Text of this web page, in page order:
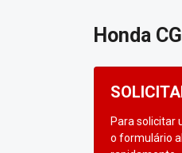
Honda
Para solicitar
o formulário